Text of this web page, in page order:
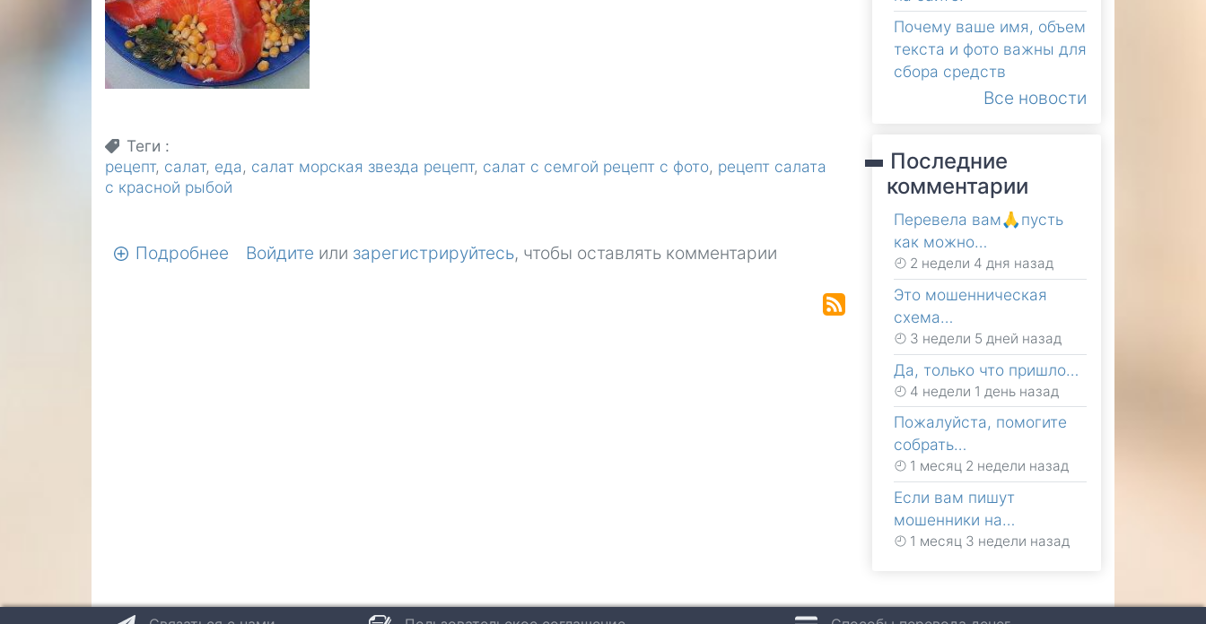
Теги
рецепт салат еда салат морская звезда рецепт салат с семгой рецепт с фото рецепт салата
с красной рыбой
Подробнее Войдите или зарегистрируйтесь, чтобы оставлять комментарии
Почему ваше имя, объем
текста и фото важны для
сбора средств
Все новости
Последние
комментарии
Перевела вам🙏пусть
как можно…
2 недели 4 дня назад
Это мошенническая
схема…
3 недели 5 дней назад
Да, только что пришло…
4 недели 1 день назад
Пожалуйста, помогите
собрать…
1 месяц 2 недели назад
Если вам пишут
мошенники на…
1 месяц 3 недели назад